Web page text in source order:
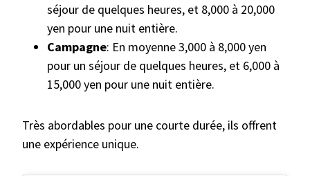
séjour de quelques heures, et 8,000 à 20,000
yen pour une nuit entière.
Campagne: En moyenne 3,000 à 8,000 yen
pour un séjour de quelques heures, et 6,000 à
15,000 yen pour une nuit entière.
Très abordables pour une courte durée, ils offrent
une expérience unique.